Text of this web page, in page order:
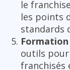
le
les points
standards
outils
franchisés